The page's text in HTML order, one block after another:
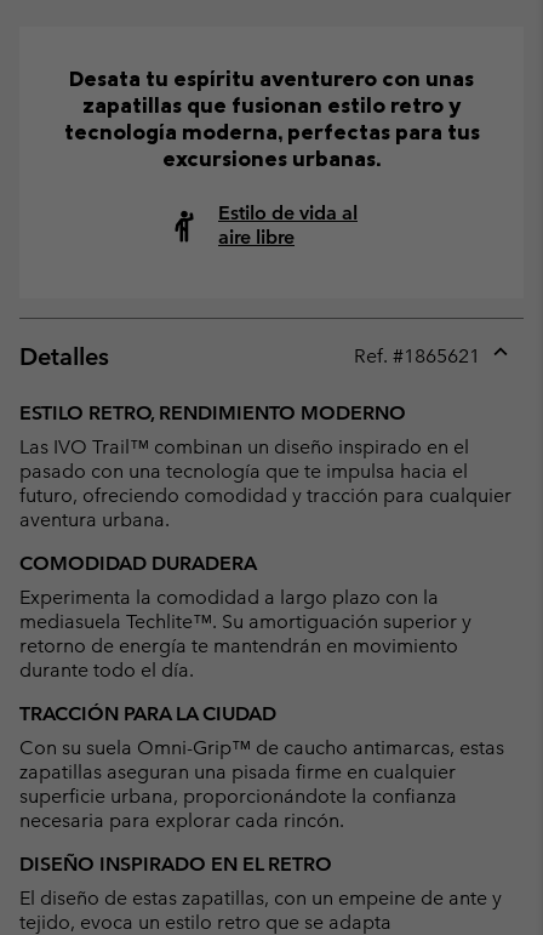
Desata tu espíritu aventurero con unas
zapatillas que fusionan estilo retro y
tecnología moderna, perfectas para tus
excursiones urbanas.
Estilo de vida al
aire libre
Detalles Ref. #1865621
ESTILO RETRO, RENDIMIENTO MODERNO
Las IVO Trail™ combinan un diseño inspirado en el
pasado con una tecnología que te impulsa hacia el
futuro, ofreciendo comodidad y tracción para cualquier
aventura urbana.
COMODIDAD DURADERA
Experimenta la comodidad a largo plazo con la
mediasuela Techlite™. Su amortiguación superior y
retorno de energía te mantendrán en movimiento
durante todo el día.
TRACCIÓN PARA LA CIUDAD
Con su suela Omni-Grip™ de caucho antimarcas, estas
zapatillas aseguran una pisada firme en cualquier
superficie urbana, proporcionándote la confianza
necesaria para explorar cada rincón.
DISEÑO INSPIRADO EN EL RETRO
El diseño de estas zapatillas, con un empeine de ante y
tejido, evoca un estilo retro que se adapta